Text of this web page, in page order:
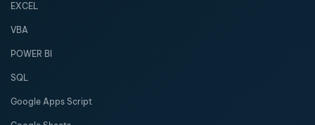
EXCEL
VBA
POWER BI
SQL
Google Apps Script